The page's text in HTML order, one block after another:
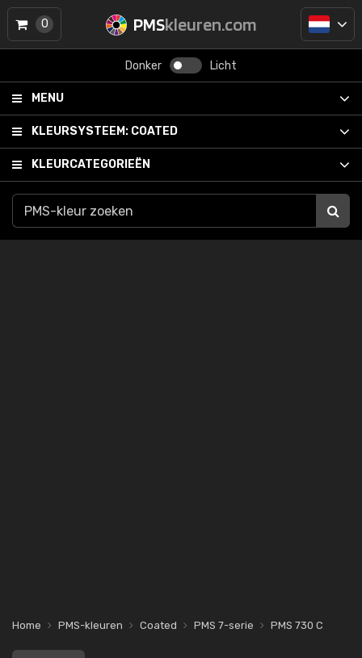
PMSkleuren.com
Donker Licht
MENU
KLEURSYSTEEM: COATED
KLEURCATEGORIEËN
0
Home PMS-kleuren Coated PMS 7-serie PMS 730 C